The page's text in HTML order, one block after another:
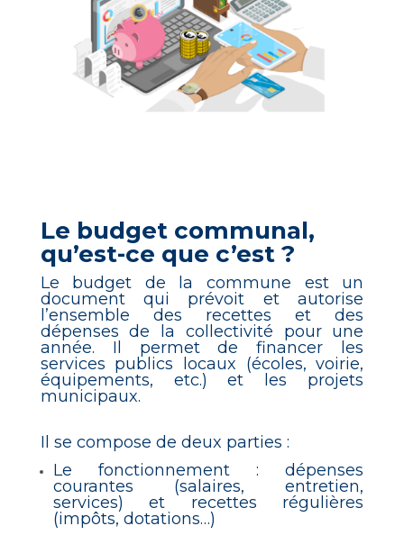
Le budget communal,
qu’est-ce que c’est ?
Le budget de la commune est un
document qui prévoit et autorise
l’ensemble des recettes et des
dépenses de la collectivité pour une
année. Il permet de financer les
services publics locaux (écoles, voirie,
équipements, etc.) et les projets
municipaux.
Il se compose de deux parties :
Le fonctionnement : dépenses
courantes (salaires, entretien,
services) et recettes régulières
(impôts, dotations…)